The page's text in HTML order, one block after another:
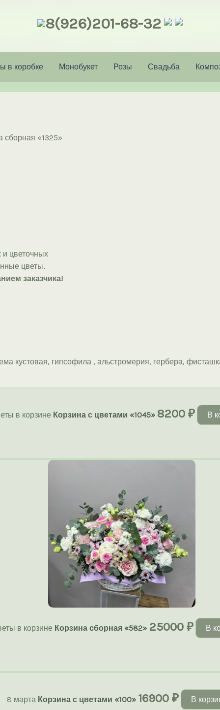
8(926)201-68-32
в коробке Монобукет Розы Свадьба
сборная «1325»
цветочных
цветы,
заказчика!
кустовая, гипсофила , альстромерия, гербера,
в корзине Корзина с цветами «1045» 8200 ₽ В
в корзине Корзина сборная «582» 25000 ₽ В
8 марта Корзина с цветами «100» 16900 ₽ В